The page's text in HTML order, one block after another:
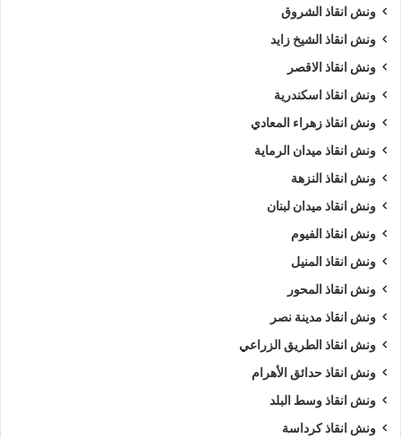
ونش انقاذ الشروق
ونش انقاذ الشيخ زايد
ونش انقاذ الاقصر
ونش انقاذ اسكندرية
ونش انقاذ زهراء المعادي
ونش انقاذ ميدان الرماية
ونش انقاذ النزهة
ونش انقاذ ميدان لبنان
ونش انقاذ الفيوم
ونش انقاذ المنيل
ونش انقاذ المحور
ونش انقاذ مدينة نصر
ونش انقاذ الطريق الزراعي
ونش انقاذ حدائق الأهرام
ونش انقاذ وسط البلد
ونش انقاذ كرداسة